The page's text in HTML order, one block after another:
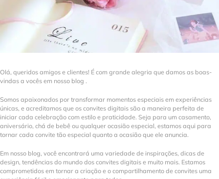
Olá, queridos amigos e clientes! É com grande alegria que damos as boas-
vindas a vocês em nosso blog .
Somos apaixonados por transformar momentos especiais em experiências
únicas, e acreditamos que os convites digitais são a maneira perfeita de
iniciar cada celebração com estilo e praticidade. Seja para um casamento,
aniversário, chá de bebê ou qualquer ocasião especial, estamos aqui para
tornar cada convite tão especial quanto a ocasião que ele anuncia.
Em nosso blog, você encontrará uma variedade de inspirações, dicas de
design, tendências do mundo dos convites digitais e muito mais. Estamos
comprometidos em tornar a criação e o compartilhamento de convites uma